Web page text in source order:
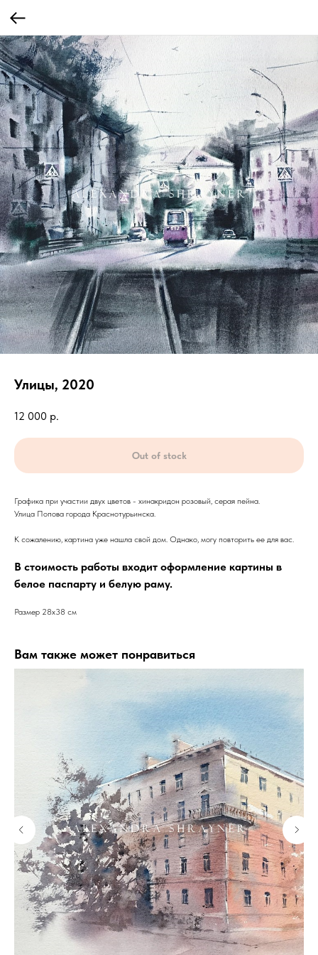
Улицы, 2020
12 000 р.
Out of stock
Графика при участии двух цветов - хинакридон розовый, серая пейна.
Улица Попова города Краснотурьинска.
К сожалению, картина уже нашла свой дом. Однако, могу повторить ее для вас.
В стоимость работы входит оформление картины в
белое паспарту и белую раму.
Размер 28х38 см
Вам также может понравиться